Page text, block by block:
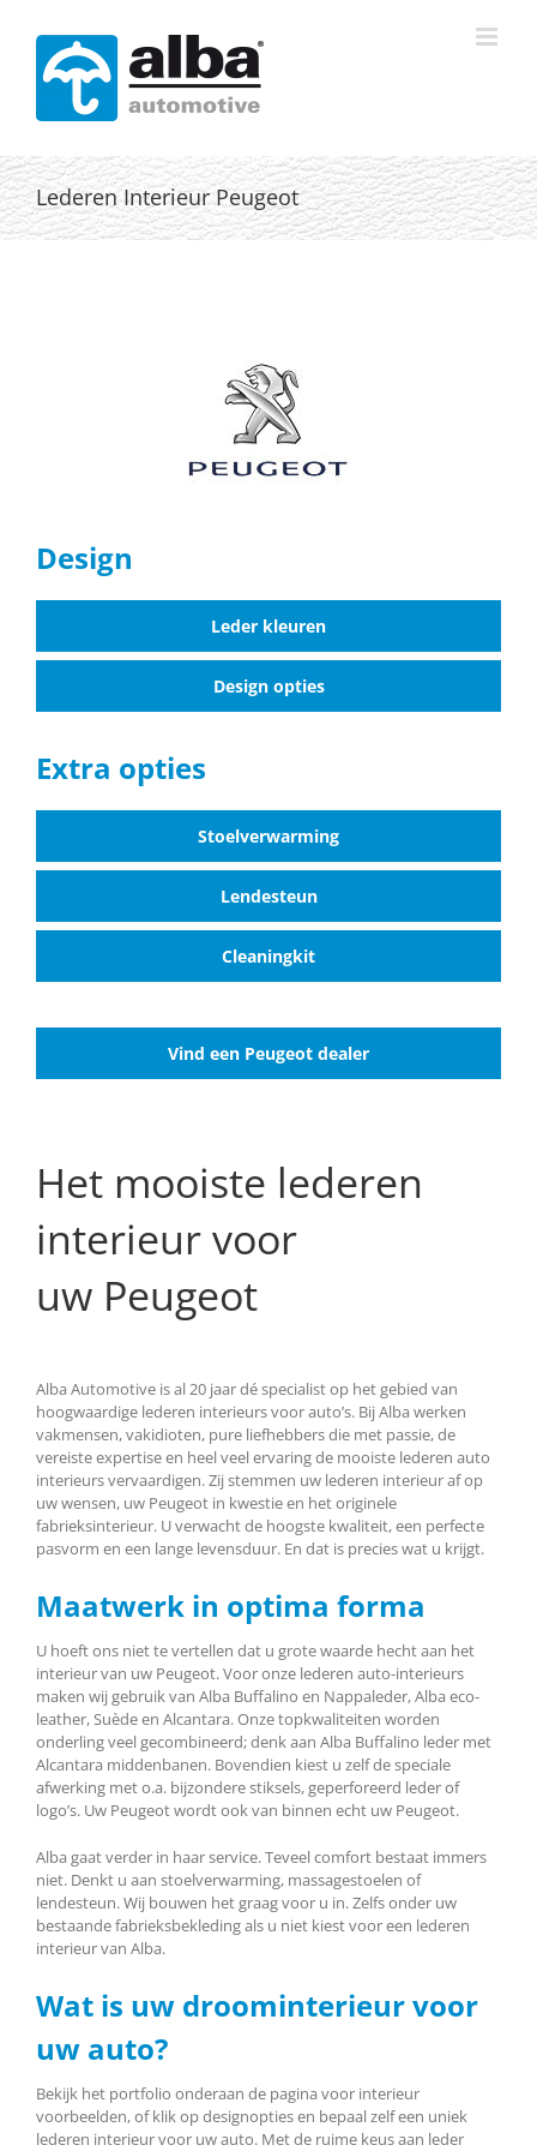
content
Lederen Interieur Peugeot
Design
Leder kleuren
Design opties
Extra opties
Stoelverwarming
Lendesteun
Cleaningkit
Vind een Peugeot dealer
Het mooiste lederen
interieur voor
uw Peugeot
Alba Automotive is al 20 jaar dé specialist op het gebied van
hoogwaardige lederen interieurs voor auto’s. Bij Alba werken
vakmensen, vakidioten, pure liefhebbers die met passie, de
vereiste expertise en heel veel ervaring de mooiste lederen auto
interieurs vervaardigen. Zij stemmen uw lederen interieur af op
uw wensen, uw Peugeot in kwestie en het originele
fabrieksinterieur. U verwacht de hoogste kwaliteit, een perfecte
pasvorm en een lange levensduur. En dat is precies wat u krijgt.
Maatwerk in optima forma
U hoeft ons niet te vertellen dat u grote waarde hecht aan het
interieur van uw Peugeot. Voor onze lederen auto-interieurs
maken wij gebruik van Alba Buffalino en Nappaleder, Alba eco-
leather, Suède en Alcantara. Onze topkwaliteiten worden
onderling veel gecombineerd; denk aan Alba Buffalino leder met
Alcantara middenbanen. Bovendien kiest u zelf de speciale
afwerking met o.a. bijzondere stiksels, geperforeerd leder of
logo’s. Uw Peugeot wordt ook van binnen echt uw Peugeot.
Alba gaat verder in haar service. Teveel comfort bestaat immers
niet. Denkt u aan stoelverwarming, massagestoelen of
lendesteun. Wij bouwen het graag voor u in. Zelfs onder uw
bestaande fabrieksbekleding als u niet kiest voor een lederen
interieur van Alba.
Wat is uw droominterieur voor
uw auto?
Bekijk het portfolio onderaan de pagina voor interieur
voorbeelden, of klik op designopties en bepaal zelf een uniek
lederen interieur voor uw auto. Met de ruime keus aan leder